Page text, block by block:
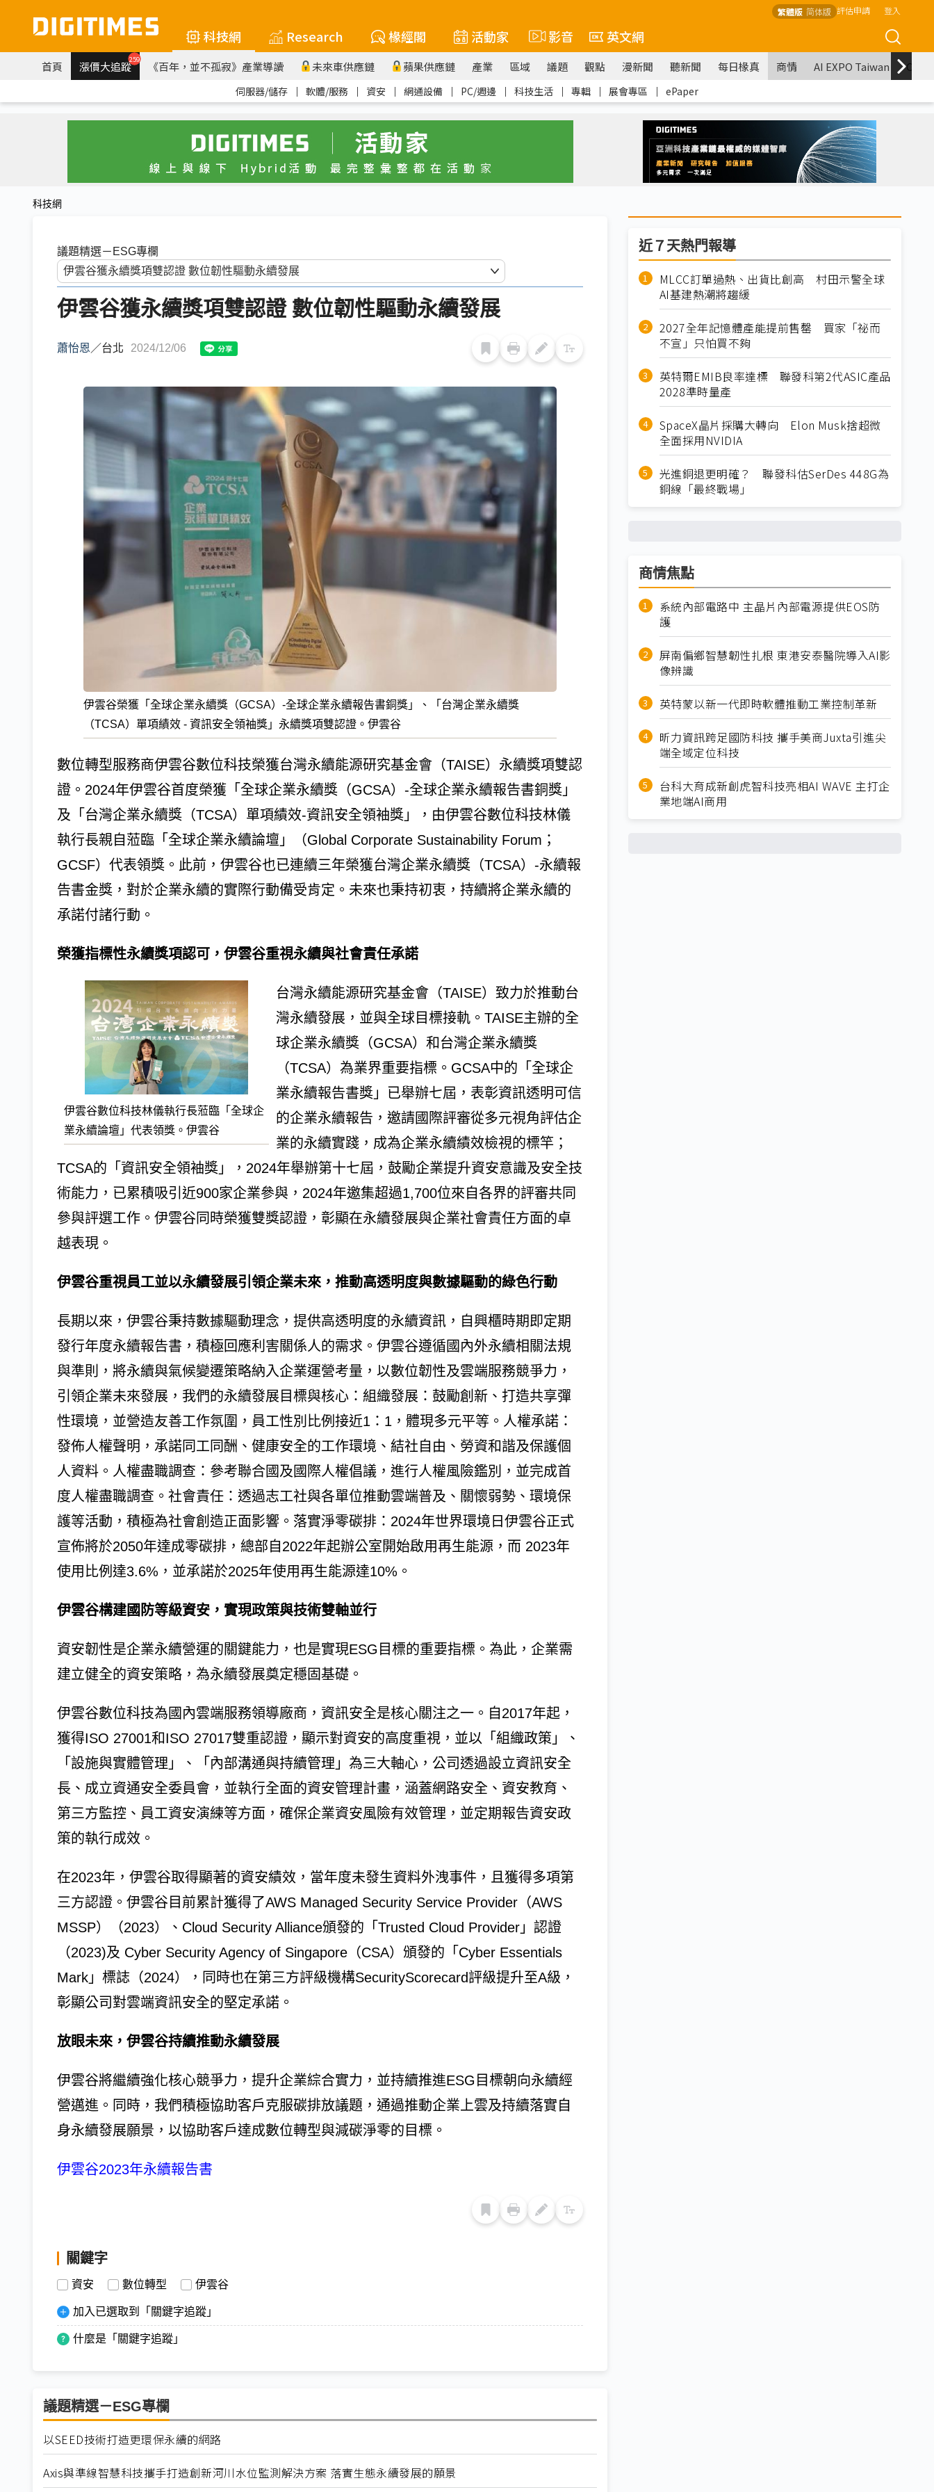
繁體版 简体版 評估申請 登入
科技網 Research 椽經閣 活動家 影音 英文網
首頁 漲價大追蹤259 《百年，並不孤寂》產業導讀 未來車供應鏈 蘋果供應鏈 產業 區域 議題 觀點 漫新聞 聽新聞 每日椽真 商情 AI EXPO Taiwan
伺服器/儲存 ｜ 軟體/服務 ｜ 資安 ｜ 網通設備 ｜ PC/週邊 ｜ 科技生活 ｜ 專輯 ｜ 展會專區 ｜ ePaper
科技網
議題精選－ESG專欄
伊雲谷獲永續獎項雙認證 數位韌性驅動永續發展
蕭怡恩 ／台北 2024/12/06
伊雲谷榮獲「全球企業永續獎（GCSA）-全球企業永續報告書銅獎」、「台灣企業永續獎
（TCSA）單項績效 - 資訊安全領袖獎」永續獎項雙認證。伊雲谷
數位轉型服務商伊雲谷數位科技榮獲台灣永續能源研究基金會（TAISE）永續獎項雙認
證。2024年伊雲谷首度榮獲「全球企業永續獎（GCSA）-全球企業永續報告書銅獎」
及「台灣企業永續獎（TCSA）單項績效-資訊安全領袖獎」，由伊雲谷數位科技林儀
執行長親自蒞臨「全球企業永續論壇」（Global Corporate Sustainability Forum；
GCSF）代表領獎。此前，伊雲谷也已連續三年榮獲台灣企業永續獎（TCSA）-永續報
告書金獎，對於企業永續的實際行動備受肯定。未來也秉持初衷，持續將企業永續的
承諾付諸行動。
榮獲指標性永續獎項認可，伊雲谷重視永續與社會責任承諾
伊雲谷數位科技林儀執行長蒞臨「全球企
業永續論壇」代表領獎。伊雲谷
台灣永續能源研究基金會（TAISE）致力於推動台
灣永續發展，並與全球目標接軌。TAISE主辦的全
球企業永續獎（GCSA）和台灣企業永續獎
（TCSA）為業界重要指標。GCSA中的「全球企
業永續報告書獎」已舉辦七屆，表彰資訊透明可信
的企業永續報告，邀請國際評審從多元視角評估企
業的永續實踐，成為企業永續績效檢視的標竿；
TCSA的「資訊安全領袖獎」，2024年舉辦第十七屆，鼓勵企業提升資安意識及安全技
術能力，已累積吸引近900家企業參與，2024年邀集超過1,700位來自各界的評審共同
參與評選工作。伊雲谷同時榮獲雙獎認證，彰顯在永續發展與企業社會責任方面的卓
越表現。
伊雲谷重視員工並以永續發展引領企業未來，推動高透明度與數據驅動的綠色行動
長期以來，伊雲谷秉持數據驅動理念，提供高透明度的永續資訊，自興櫃時期即定期
發行年度永續報告書，積極回應利害關係人的需求。伊雲谷遵循國內外永續相關法規
與準則，將永續與氣候變遷策略納入企業運營考量，以數位韌性及雲端服務競爭力，
引領企業未來發展，我們的永續發展目標與核心：組織發展：鼓勵創新、打造共享彈
性環境，並營造友善工作氛圍，員工性別比例接近1：1，體現多元平等。人權承諾：
發佈人權聲明，承諾同工同酬、健康安全的工作環境、結社自由、勞資和諧及保護個
人資料。人權盡職調查：參考聯合國及國際人權倡議，進行人權風險鑑別，並完成首
度人權盡職調查。社會責任：透過志工社與各單位推動雲端普及、關懷弱勢、環境保
護等活動，積極為社會創造正面影響。落實淨零碳排：2024年世界環境日伊雲谷正式
宣佈將於2050年達成零碳排，總部自2022年起辦公室開始啟用再生能源，而 2023年
使用比例達3.6%，並承諾於2025年使用再生能源達10%。
伊雲谷構建國防等級資安，實現政策與技術雙軸並行
資安韌性是企業永續營運的關鍵能力，也是實現ESG目標的重要指標。為此，企業需
建立健全的資安策略，為永續發展奠定穩固基礎。
伊雲谷數位科技為國內雲端服務領導廠商，資訊安全是核心關注之一。自2017年起，
獲得ISO 27001和ISO 27017雙重認證，顯示對資安的高度重視，並以「組織政策」、
「設施與實體管理」、「內部溝通與持續管理」為三大軸心，公司透過設立資訊安全
長、成立資通安全委員會，並執行全面的資安管理計畫，涵蓋網路安全、資安教育、
第三方監控、員工資安演練等方面，確保企業資安風險有效管理，並定期報告資安政
策的執行成效。
在2023年，伊雲谷取得顯著的資安績效，當年度未發生資料外洩事件，且獲得多項第
三方認證。伊雲谷目前累計獲得了AWS Managed Security Service Provider（AWS
MSSP）（2023）、Cloud Security Alliance頒發的「Trusted Cloud Provider」認證
（2023)及 Cyber Security Agency of Singapore（CSA）頒發的「Cyber Essentials
Mark」標誌（2024），同時也在第三方評級機構SecurityScorecard評級提升至A級，
彰顯公司對雲端資訊安全的堅定承諾。
放眼未來，伊雲谷持續推動永續發展
伊雲谷將繼續強化核心競爭力，提升企業綜合實力，並持續推進ESG目標朝向永續經
營邁進。同時，我們積極協助客戶克服碳排放議題，通過推動企業上雲及持續落實自
身永續發展願景，以協助客戶達成數位轉型與減碳淨零的目標。
伊雲谷2023年永續報告書
關鍵字
資安 數位轉型 伊雲谷
加入已選取到「關鍵字追蹤」
什麼是「關鍵字追蹤」
議題精選－ESG專欄
以SEED技術打造更環保永續的網路
Axis與準線智慧科技攜手打造創新河川水位監測解決方案 落實生態永續發展的願景
近７天熱門報導
MLCC訂單過熱、出貨比創高 村田示警全球
AI基建熱潮將趨緩
2027全年記憶體產能提前售罄 買家「祕而
不宣」只怕買不夠
英特爾EMIB良率達標 聯發科第2代ASIC產品
2028準時量產
SpaceX晶片採購大轉向 Elon Musk捨超微
全面採用NVIDIA
光進銅退更明確？ 聯發科估SerDes 448G為
銅線「最終戰場」
商情焦點
系統內部電路中 主晶片內部電源提供EOS防
護
屏南偏鄉智慧韌性扎根 東港安泰醫院導入AI影
像辨識
英特蒙以新一代即時軟體推動工業控制革新
昕力資訊跨足國防科技 攜手美商Juxta引進尖
端全域定位科技
台科大育成新創虎智科技亮相AI WAVE 主打企
業地端AI商用